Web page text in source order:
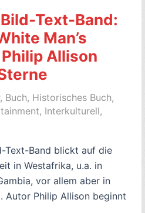
Text-Band:
Man’s
Allison
, Buch, Historisches Buch,
, Interkulturell,
Text-Band blickt auf die
in Westafrika, u.a. in
vor allem aber in
Autor Philip Allison beginnt